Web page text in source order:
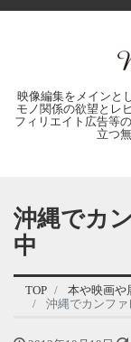
映像編集をメインと
モノ関係の欲望と
フィリエイト広告等
立つ
沖縄でカ
中
TOP 本や映画や
沖縄でカンフ